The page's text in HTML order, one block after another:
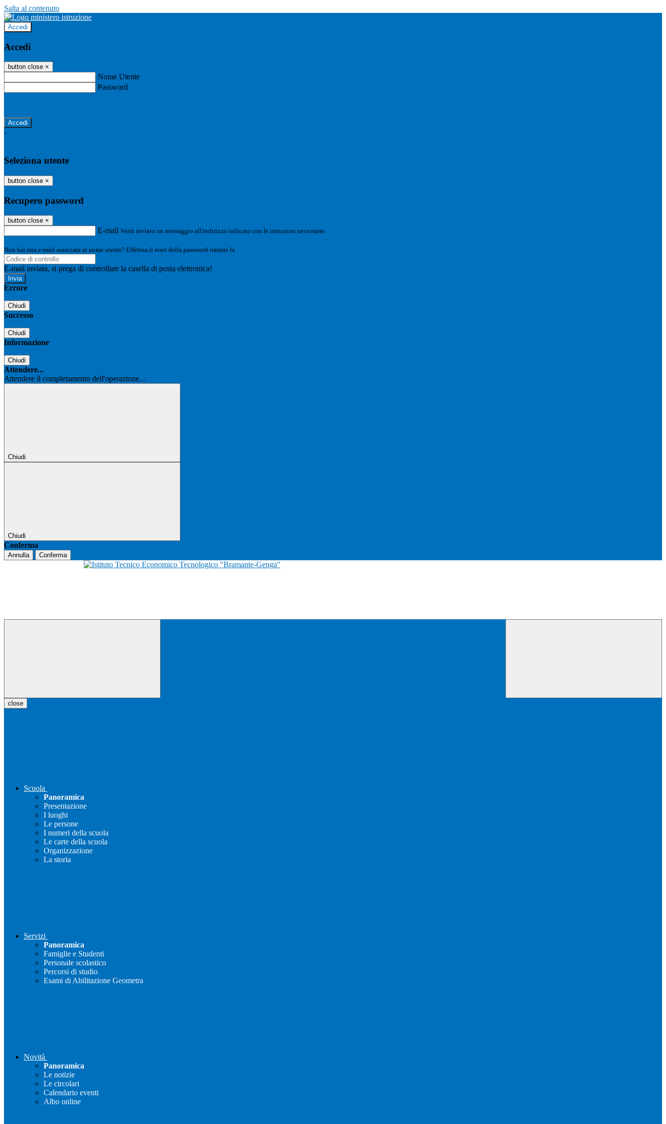
Salta al contenuto
Accedi
Accedi
button close ×
Nome Utente
Password
-
Seleziona utente
button close ×
Recupero password
button close ×
E-mail Verrà inviato un messaggio all'indirizzo indicato con le istruzioni necessarie.
Non hai una e-mail associata al nome utente? Effettua il reset della password tramite la
E-mail inviata, si prega di controllare la casella di posta elettronica!
Errore
Chiudi
Successo
Chiudi
Informazione
Chiudi
Attendere...
Attendere il completamento dell'operazione...
Chiudi
Chiudi
Conferma
Annulla Conferma
close
Scuola
Panoramica
Presentazione
I luoghi
Le persone
I numeri della scuola
Le carte della scuola
Organizzazione
La storia
Servizi
Panoramica
Famiglie e Studenti
Personale scolastico
Percorsi di studio
Esami di Abilitazione Geometra
Novità
Panoramica
Le notizie
Le circolari
Calendario eventi
Albo online